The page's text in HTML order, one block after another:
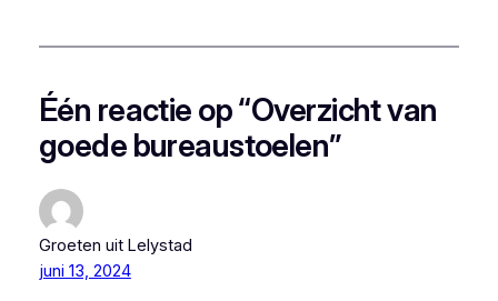
Één reactie op “Overzicht van
goede bureaustoelen”
Groeten uit Lelystad
juni 13, 2024